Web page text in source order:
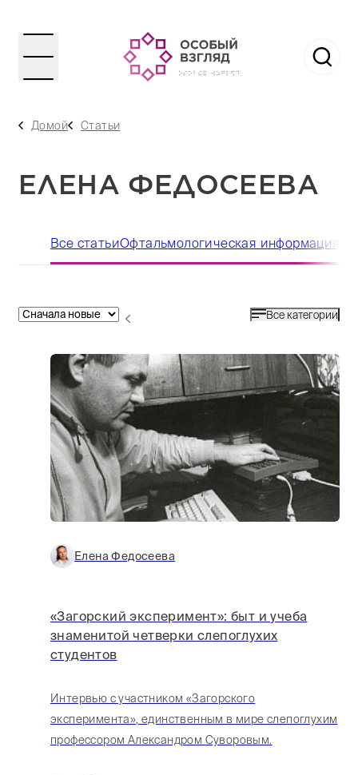
Домой Статьи
ЕЛЕНА ФЕДОСЕЕВА
Все статьиОфтальмологическая информация
Все категории
Елена Федосеева
«Загорский эксперимент»: быт и учеба
знаменитой четверки слепоглухих
студентов
Интервью с участником «Загорского
эксперимента», единственным в мире слепоглухим
профессором Александром Суворовым.